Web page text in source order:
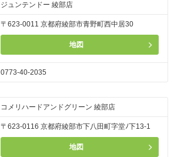
ジュンテンドー 綾部店
〒623-0011 京都府綾部市青野町西中居30
地図
0773-40-2035
コメリハードアンドグリーン 綾部店
〒623-0116 京都府綾部市下八田町字堂ﾉ下13-1
地図